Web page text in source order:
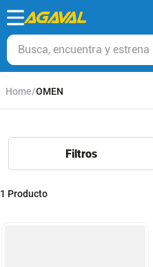
Busca, encuentra y estrena
OMEN
1 Producto